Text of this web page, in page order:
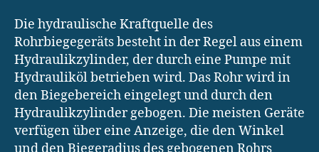
Die hydraulische Kraftquelle des
Rohrbiegegeräts besteht in der Regel aus einem
Hydraulikzylinder, der durch eine Pumpe mit
Hydrauliköl betrieben wird. Das Rohr wird in
den Biegebereich eingelegt und durch den
Hydraulikzylinder gebogen. Die meisten Geräte
verfügen über eine Anzeige, die den Winkel